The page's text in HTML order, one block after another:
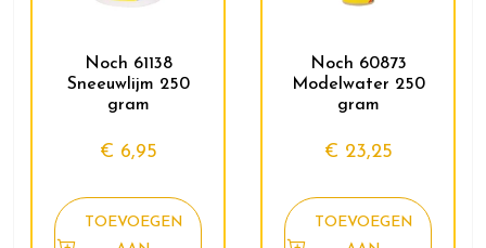
Noch 61138
Sneeuwlijm 250
gram
€ 6,95
TOEVOEGEN
Noch 60873
Modelwater 250
gram
€ 23,25
TOEVOEGEN